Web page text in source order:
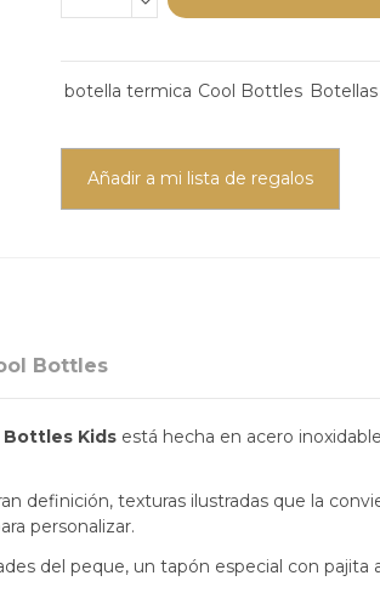
botella termica Cool Bottles
Añadir a mi lista de regalos
Bottles
Bottles Kids está hecha en acero
definición, texturas ilustradas que la
personalizar.
del peque, un tapón especial con